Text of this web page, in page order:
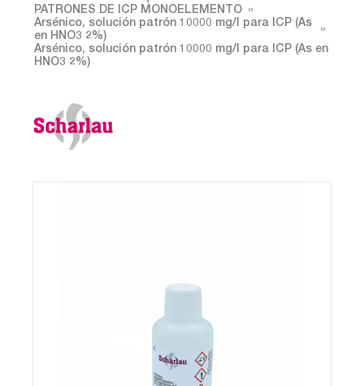
PATRONES DE ICP MONOELEMENTO
Arsénico, solución patrón 10000 mg/l para ICP (As
en HNO3 2%)
Arsénico, solución patrón 10000 mg/l para ICP (As en
HNO3 2%)